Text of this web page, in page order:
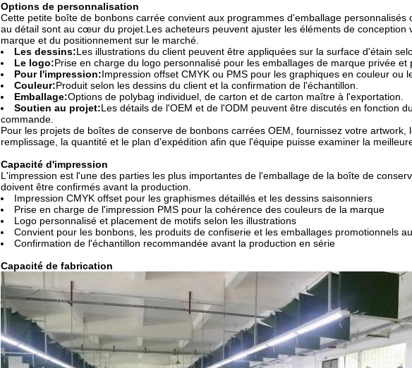
Options de personnalisation
Cette petite boîte de bonbons carrée convient aux programmes d'emballage
au détail sont au cœur du projet.Les acheteurs peuvent ajuster les éléments de conception
marque et du positionnement sur le marché.
Les dessins:Les illustrations du client peuvent être appliquées sur la surface d'étain
Le logo:Prise en charge du logo personnalisé pour les emballages de marque privée et
Pour l'impression:Impression offset CMYK ou PMS pour les graphiques en couleur ou
Couleur:Produit selon les dessins du client et la confirmation de l'échantillon.
Emballage:Options de polybag individuel, de carton et de carton maître à l'exportation.
Soutien au projet:Les détails de l'OEM et de l'ODM peuvent être discutés en fonction
commande.
Pour les projets de boîtes de conserve de bonbons carrées OEM, fournissez votre
remplissage, la quantité et le plan d'expédition afin que l'équipe puisse examiner la
Capacité d'impression
L'impression est l'une des parties les plus importantes de l'emballage de la boîte de
doivent être confirmés avant la production.
Impression CMYK offset pour les graphismes détaillés et les dessins saisonniers
Prise en charge de l'impression PMS pour la cohérence des couleurs de la marque
Logo personnalisé et placement de motifs selon les illustrations
Convient pour les bonbons, les produits de confiserie et les emballages promotionnels
Confirmation de l'échantillon recommandée avant la production en série
Capacité de fabrication